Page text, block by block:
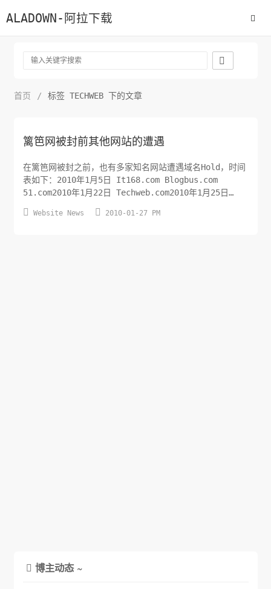
ALADOWN-阿拉下载

首页 / 标签 TECHWEB 下的文章
篱笆网被封前其他网站的遭遇
在篱笆网被封之前，也有多家知名网站遭遇域名Hold，时间
表如下：2010年1月5日 It168.com Blogbus.com
51.com2010年1月22日 Techweb.com2010年1月25日
 Website News  2010-01-27 PM
 博主动态 ~